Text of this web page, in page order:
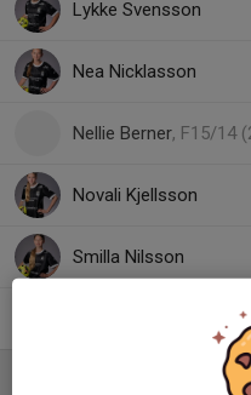
Lykke Svensson
Nea Nicklasson
Nellie Berner, F15/14
Novali Kjellsson
Smilla Nilsson